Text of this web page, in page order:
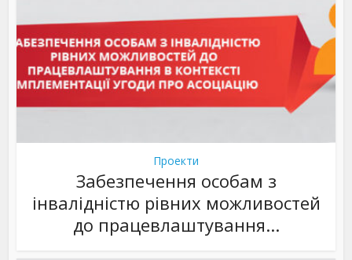
Проекти
Забезпечення особам з
інвалідністю рівних можливостей
до працевлаштування...